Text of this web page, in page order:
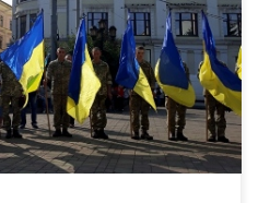
загинули 3 буковинців…
ЛЕОНІД ТКАЧУК СЕРГІЙ Вічна
Вічна пам’ять Героям!
Іловайська” за посиланням – У